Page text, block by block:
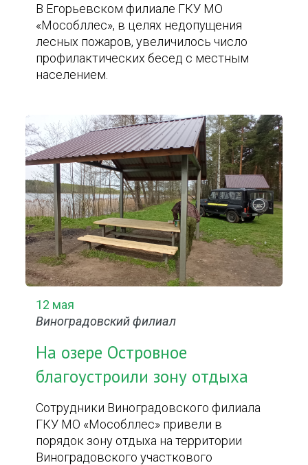
В Егорьевском филиале ГКУ МО
«Мособллес», в целях недопущения
лесных пожаров, увеличилось число
профилактических бесед с местным
населением.
12 мая
Виноградовский филиал
На озере Островное
благоустроили зону отдыха
Сотрудники Виноградовского филиала
ГКУ МО «Мособллес» привели в
порядок зону отдыха на территории
Виноградовского участкового